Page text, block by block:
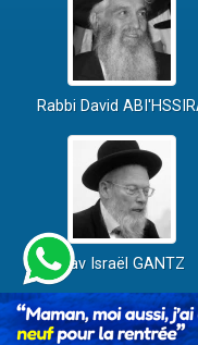
Rabbi David
Rav Israël GANTZ